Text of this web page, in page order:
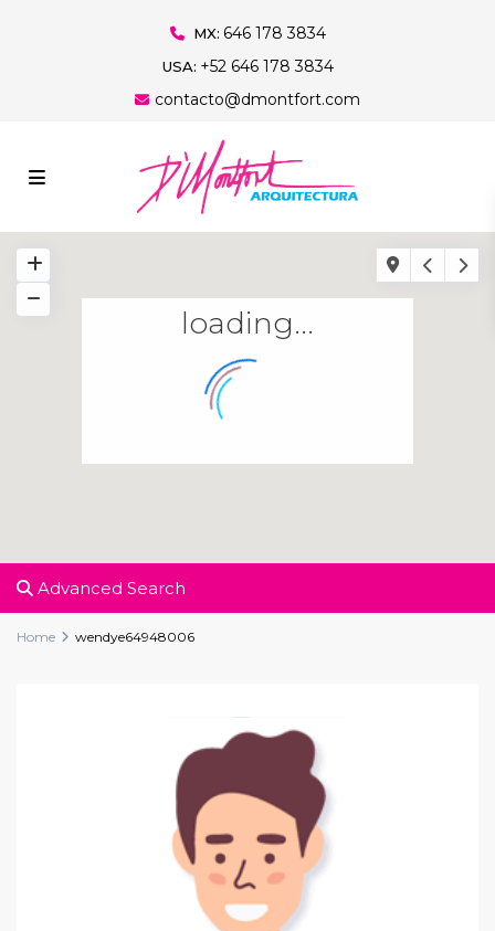
MX: 646 178 3834
USA: +52 646 178 3834
contacto@dmontfort.com
loading...
Advanced Search
Home wendye64948006